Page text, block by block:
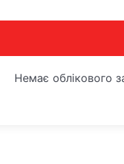
Немає облікового